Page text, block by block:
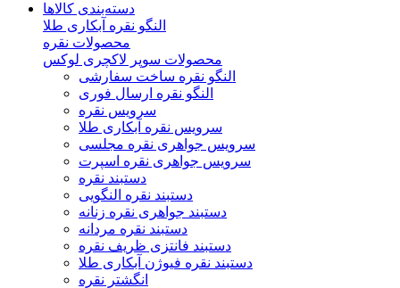
دسته‌بندی‌ کالاها
النگو نقره آبکاری طلا
محصولات نقره
محصولات سوپر لاکچری لوکس
النگو نقره ساخت سفارشی
النگو نقره ارسال فوری
سرویس نقره
سرویس نقره آبکاری طلا
سرویس جواهری نقره مجلسی
سرویس جواهری نقره اسپرت
دستبند نقره
دستبند نقره النگویی
دستبند جواهری نقره زنانه
دستبند نقره مردانه
دستبند فانتزی ظریف نقره
دستبند نقره فیوژن آبکاری طلا
انگشتر نقره